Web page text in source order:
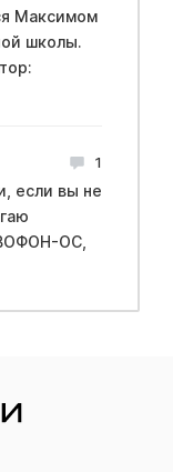
Максимом
школы.
1
если вы не
ОС,